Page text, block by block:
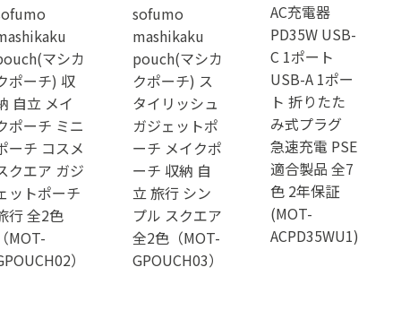
マシカ
ポーチ) 収
自立 メイ
ポーチ ミニ
ーチ コスメ
クエア ガジ
ットポーチ
行 全2色
MOT-
）
sofumo
mashikaku
pouch(マシカ
クポーチ) ス
タイリッシュ
ガジェットポ
ーチ メイクポ
ーチ 収納 自
立 旅行 シン
プル スクエア
全2色（MOT-
GPOUCH03）
AC充電器
PD35W USB-
C 1ポート
USB-A 1ポー
ト 折りたた
み式プラグ
急速充電 PSE
適合製品 全7
色 2年保証
(MOT-
ACPD35WU1)